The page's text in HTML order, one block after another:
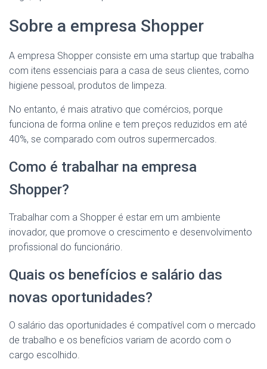
Sobre a empresa Shopper
A empresa Shopper consiste em uma startup que trabalha
com itens essenciais para a casa de seus clientes, como
higiene pessoal, produtos de limpeza.
No entanto, é mais atrativo que comércios, porque
funciona de forma online e tem preços reduzidos em até
40%, se comparado com outros supermercados.
Como é trabalhar na empresa
Shopper?
Trabalhar com a Shopper é estar em um ambiente
inovador, que promove o crescimento e desenvolvimento
profissional do funcionário.
Quais os benefícios e salário das
novas oportunidades?
O salário das oportunidades é compatível com o mercado
de trabalho e os benefícios variam de acordo com o
cargo escolhido.